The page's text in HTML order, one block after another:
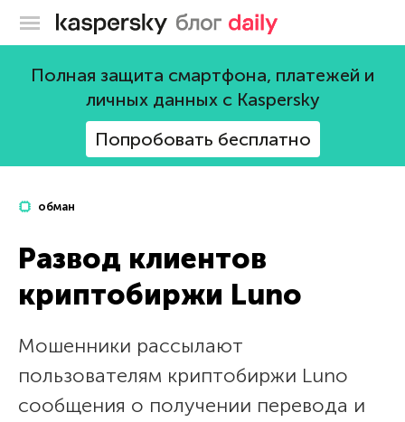
Блог Касперского
Полная защита смартфона, платежей и
личных данных с Kaspersky
Попробовать бесплатно
обман
Развод клиентов
криптобиржи Luno
Мошенники рассылают
пользователям криптобиржи Luno
сообщения о получении перевода и